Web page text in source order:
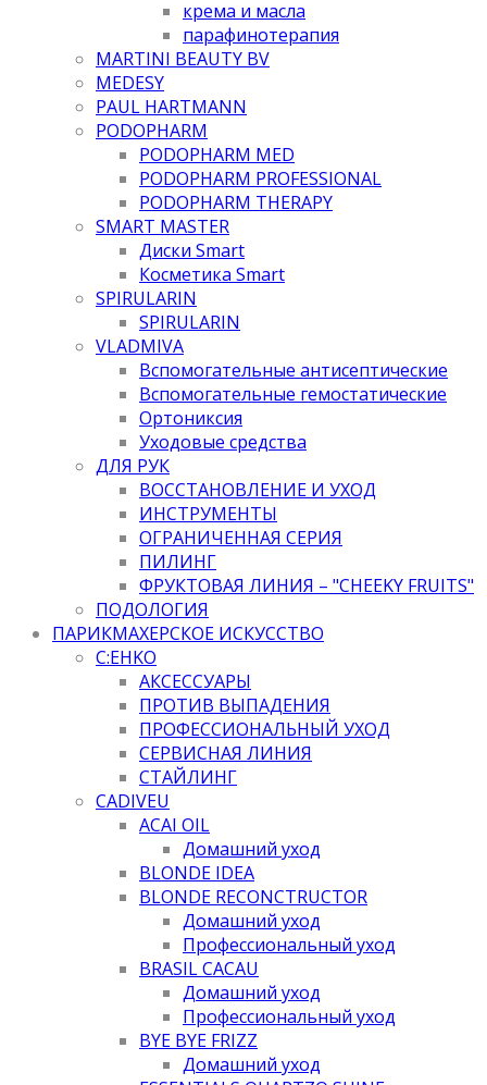
крема и масла
парафинотерапия
MARTINI BEAUTY BV
MEDESY
PAUL HARTMANN
PODOPHARM
PODOPHARM MED
PODOPHARM PROFESSIONAL
PODOPHARM THERAPY
SMART MASTER
Диски Smart
Косметика Smart
SPIRULARIN
SPIRULARIN
VLADMIVA
Вспомогательные антисептические
Вспомогательные гемостатические
Ортониксия
Уходовые средства
ДЛЯ РУК
ВОССТАНОВЛЕНИЕ И УХОД
ИНСТРУМЕНТЫ
ОГРАНИЧЕННАЯ СЕРИЯ
ПИЛИНГ
ФРУКТОВАЯ ЛИНИЯ – "CHEEKY FRUITS"
ПОДОЛОГИЯ
ПАРИКМАХЕРСКОЕ ИСКУССТВО
C:EHKO
АКСЕССУАРЫ
ПРОТИВ ВЫПАДЕНИЯ
ПРОФЕССИОНАЛЬНЫЙ УХОД
СЕРВИСНАЯ ЛИНИЯ
СТАЙЛИНГ
CADIVEU
ACAI OIL
Домашний уход
BLONDE IDEA
BLONDE RECONCTRUCTOR
Домашний уход
Профессиональный уход
BRASIL CACAU
Домашний уход
Профессиональный уход
BYE BYE FRIZZ
Домашний уход